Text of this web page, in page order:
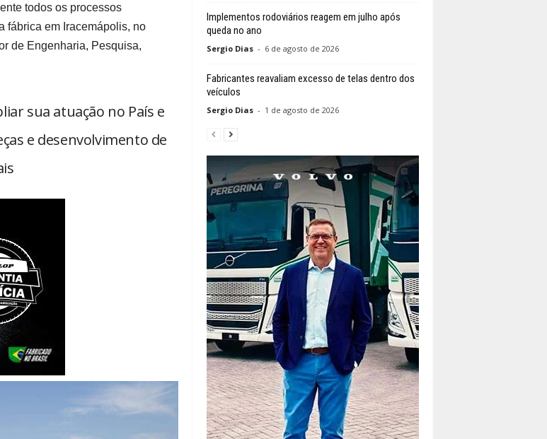
todos os processos
fábrica em Iracemápolis, no
de Engenharia, Pesquisa,
sua atuação no País e
e desenvolvimento de
Implementos rodoviários reagem em julho após
queda no ano
Sergio Dias - 6 de agosto de 2026
Fabricantes reavaliam excesso de telas dentro dos
veículos
Sergio Dias - 1 de agosto de 2026